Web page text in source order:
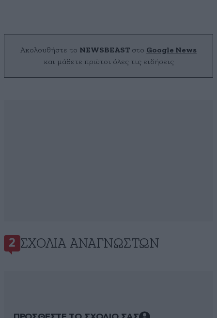
Ακολουθήστε το NEWSBEAST στο Google News
και μάθετε πρώτοι όλες τις ειδήσεις
2 ΣΧΌΛΙΑ ΑΝΑΓΝΩΣΤΏΝ